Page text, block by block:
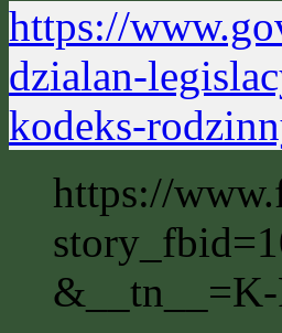
https://
dzialan-
kodeks-
https://